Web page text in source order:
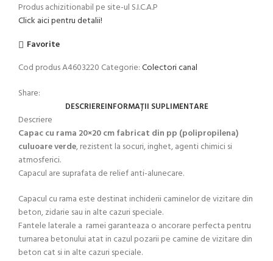
Produs achizitionabil pe site-ul S.I.C.A.P
Click aici pentru detalii!
Favorite
Cod produsA4603220 Categorie:Colectori canal
Share:
DESCRIEREINFORMAȚII SUPLIMENTARE
Descriere
Capac cu rama 20×20 cm fabricat din pp (polipropilena)
culuoare verde, rezistent la socuri, inghet, agenti chimici si
atmosferici.
Capacul are suprafata de relief anti-alunecare.
Capacul cu rama este destinat inchiderii caminelor de vizitare din
beton, zidarie sau in alte cazuri speciale.
Fantele laterale a ramei garanteaza o ancorare perfecta pentru
turnarea betonului atat in cazul pozarii pe camine de vizitare din
beton cat si in alte cazuri speciale.